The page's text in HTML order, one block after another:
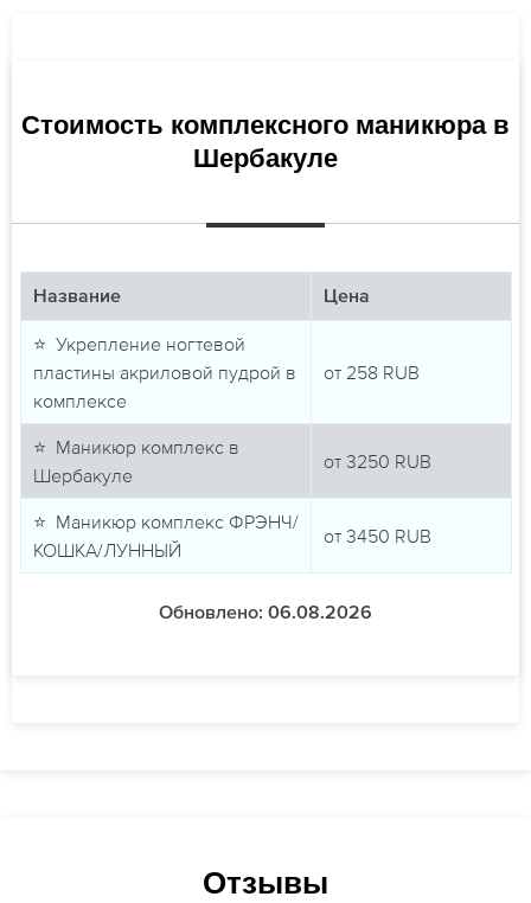
Стоимость комплексного маникюра в
Шербакуле
Название Цена
⭐ Укрепление ногтевой
пластины акриловой пудрой в
комплексе
от 258 RUB
⭐ Маникюр комплекс в
Шербакуле
от 3250 RUB
⭐ Маникюр комплекс ФРЭНЧ/
КОШКА/ЛУННЫЙ
от 3450 RUB
Обновлено: 06.08.2026
Отзывы